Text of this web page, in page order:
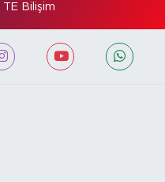
TE Bilişim